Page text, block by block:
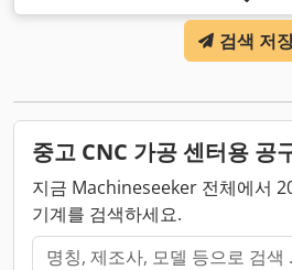
검색 저
중고 CNC 가공 센터용 공
지금 Machineseeker 전체에서
기계를 검색하세요.